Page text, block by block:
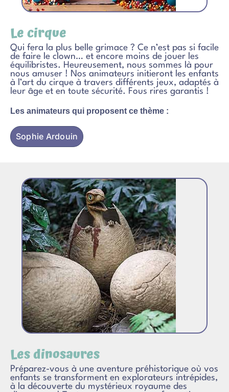
Le cirque
Qui fera la plus belle grimace ? Ce n’est pas si facile
de faire le clown… et encore moins de jouer les
équilibristes. Heureusement, nous sommes là pour
nous amuser ! Nos animateurs initieront les enfants
à l’art du cirque à travers différents jeux, adaptés à
leur âge et en toute sécurité. Fous rires garantis !
Les animateurs qui proposent ce thème :
Sophie Ardouin
Les dinosaures
Préparez-vous à une aventure préhistorique où vos
enfants se transforment en explorateurs intrépides,
à la découverte du mystérieux royaume des